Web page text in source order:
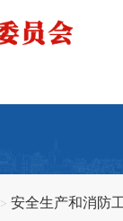
安全生产和消防